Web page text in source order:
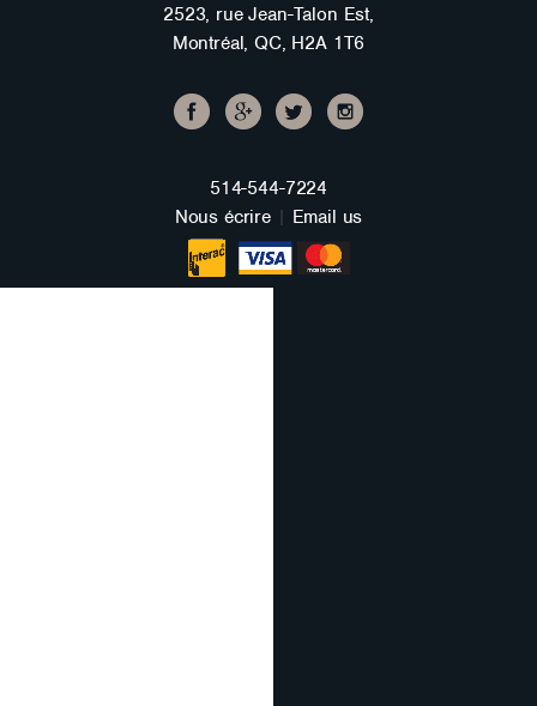
2523, rue Jean-Talon Est,
Montréal, QC, H2A 1T6
514-544-7224
Nous écrire| Email us
FINANCING
Mounaim Azmi